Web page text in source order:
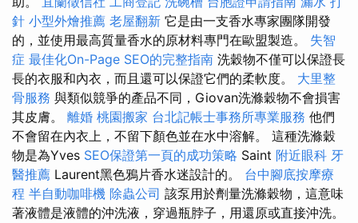
針 小型外燴推薦 老屋翻新 它是由一支香水專家團隊開發
的，並使用最高質量香水的原材料專門在歐盟製造。 失智
症 最佳化On-Page SEO的完整指南 洗穀物不僅可以保證長
長的衣服和內衣，而且還可以保證它們的柔軟度。 大里整
骨服務 與類似競爭的產品不同，Giovan洗滌穀物不會損害
其皮膚。 離婚 桃園搬家 台北記帳士事務所專業服務 他們
不會留在內衣上，不留下顏色並在水中溶解。 這種洗滌穀
物是為Yves SEO保證第一頁的成功策略 Saint 附近眼科 牙
醫推薦 Laurent黑色鴉片香水迷設計的。 台中腳底按摩療
程 半自動咖啡機 除蟲公司 該泵用於劑量洗滌穀物，這意味
著液體是液體的沖洗液，穿過瓶脖子，用還原或直接沖洗。